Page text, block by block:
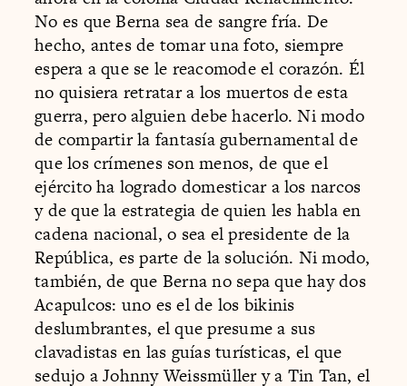
No es que Berna sea de sangre fría. De
hecho, antes de tomar una foto, siempre
espera a que se le reacomode el corazón. Él
no quisiera retratar a los muertos de esta
guerra, pero alguien debe hacerlo. Ni modo
de compartir la fantasía gubernamental de
que los crímenes son menos, de que el
ejército ha logrado domesticar a los narcos
y de que la estrategia de quien les habla en
cadena nacional, o sea el presidente de la
República, es parte de la solución. Ni modo,
también, de que Berna no sepa que hay dos
Acapulcos: uno es el de los bikinis
deslumbrantes, el que presume a sus
clavadistas en las guías turísticas, el que
sedujo a Johnny Weissmüller y a Tin Tan, el